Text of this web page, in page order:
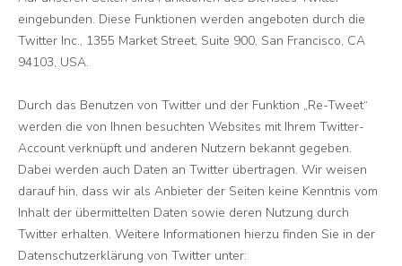
eingebunden. Diese Funktionen werden angeboten durch die
Twitter Inc., 1355 Market Street, Suite 900, San Francisco, CA
94103, USA.
Durch das Benutzen von Twitter und der Funktion „Re-Tweet“
werden die von Ihnen besuchten Websites mit Ihrem Twitter-
Account verknüpft und anderen Nutzern bekannt gegeben.
Dabei werden auch Daten an Twitter übertragen. Wir weisen
darauf hin, dass wir als Anbieter der Seiten keine Kenntnis vom
Inhalt der übermittelten Daten sowie deren Nutzung durch
Twitter erhalten. Weitere Informationen hierzu finden Sie in der
Datenschutzerklärung von Twitter unter: